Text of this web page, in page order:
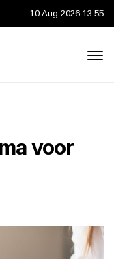
10 Aug 2026 13:55
voor